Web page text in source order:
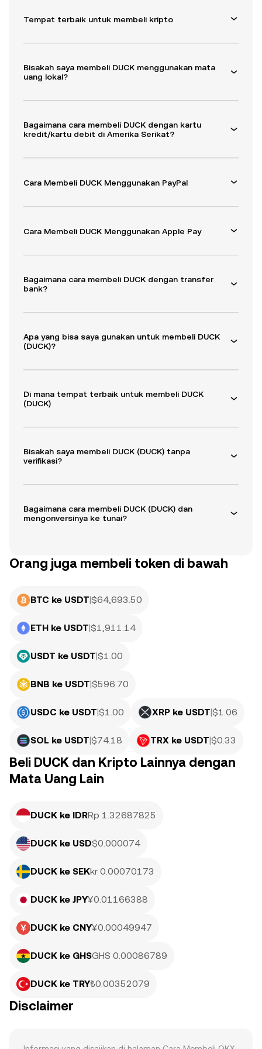
Tempat terbaik untuk membeli kripto
Bisakah saya membeli DUCK menggunakan mata
uang lokal?
Bagaimana cara membeli DUCK dengan kartu
kredit/kartu debit di Amerika Serikat?
Cara Membeli DUCK Menggunakan PayPal
Cara Membeli DUCK Menggunakan Apple Pay
Bagaimana cara membeli DUCK dengan transfer
bank?
Apa yang bisa saya gunakan untuk membeli DUCK
(DUCK)?
Di mana tempat terbaik untuk membeli DUCK
(DUCK)
Bisakah saya membeli DUCK (DUCK) tanpa
verifikasi?
Bagaimana cara membeli DUCK (DUCK) dan
mengonversinya ke tunai?
Orang juga membeli token di bawah
BTC ke USDT|$64,693.50
ETH ke USDT|$1,911.14
USDT ke USDT|$1.00
BNB ke USDT|$596.70
USDC ke USDT|$1.00 XRP ke USDT|$1.06
SOL ke USDT|$74.18 TRX ke USDT|$0.33
Beli DUCK dan Kripto Lainnya dengan
Mata Uang Lain
DUCK ke IDRRp 1.32687825
DUCK ke USD$0.000074
DUCK ke SEKkr 0.00070173
DUCK ke JPY¥0.01166388
DUCK ke CNY¥0.00049947
DUCK ke GHSGHS 0.00086789
DUCK ke TRY₺0.00352079
Disclaimer